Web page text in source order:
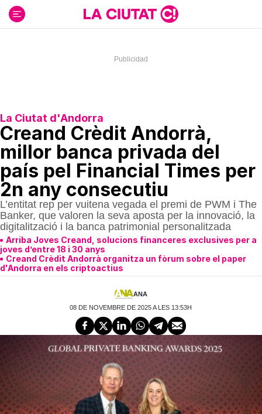
contenido
La Ciutat d'Andorra
Creand Crèdit Andorrà,
millor banca privada del
país pel Financial Times per
2n any consecutiu
L’entitat rep per vuitena vegada el premi de PWM i The
Banker, que valoren la seva aposta per la innovació, la
digitalització i la banca patrimonial personalitzada
Arriba Joves Creand, solucions financeres exclusives per a
joves d’entre 18 i 30 anys
Creand Crèdit Andorrà organitza un fòrum sobre el paper
d'Andorra en els criptoactius
ANA
08 DE NOVEMBRE DE 2025 A LES 13:53H